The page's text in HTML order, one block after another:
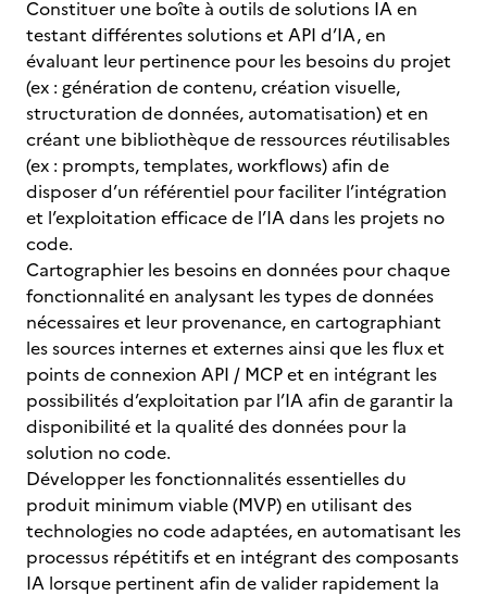
Constituer une boîte à outils de solutions IA en
testant différentes solutions et API d’IA, en
évaluant leur pertinence pour les besoins du projet
(ex : génération de contenu, création visuelle,
structuration de données, automatisation) et en
créant une bibliothèque de ressources réutilisables
(ex : prompts, templates, workflows) afin de
disposer d’un référentiel pour faciliter l’intégration
et l’exploitation efficace de l’IA dans les projets no
code.
Cartographier les besoins en données pour chaque
fonctionnalité en analysant les types de données
nécessaires et leur provenance, en cartographiant
les sources internes et externes ainsi que les flux et
points de connexion API / MCP et en intégrant les
possibilités d’exploitation par l’IA afin de garantir la
disponibilité et la qualité des données pour la
solution no code.
Développer les fonctionnalités essentielles du
produit minimum viable (MVP) en utilisant des
technologies no code adaptées, en automatisant les
processus répétitifs et en intégrant des composants
IA lorsque pertinent afin de valider rapidement la